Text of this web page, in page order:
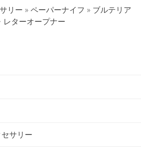
リー » ペーパーナイフ » ブルテリア
ターオープナー
サリー